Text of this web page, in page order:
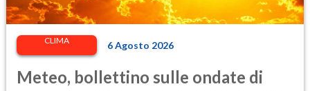
CLIMA 6 Agosto 2026
Meteo, bollettino sulle ondate di